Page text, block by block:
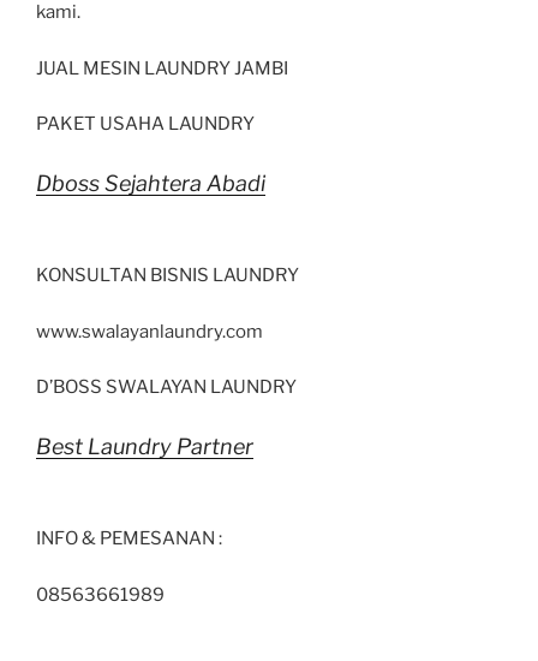
kami.
JUAL MESIN LAUNDRY JAMBI
PAKET USAHA LAUNDRY
Dboss Sejahtera Abadi
KONSULTAN BISNIS LAUNDRY
www.swalayanlaundry.com
D’BOSS SWALAYAN LAUNDRY
Best Laundry Partner
INFO & PEMESANAN :
08563661989